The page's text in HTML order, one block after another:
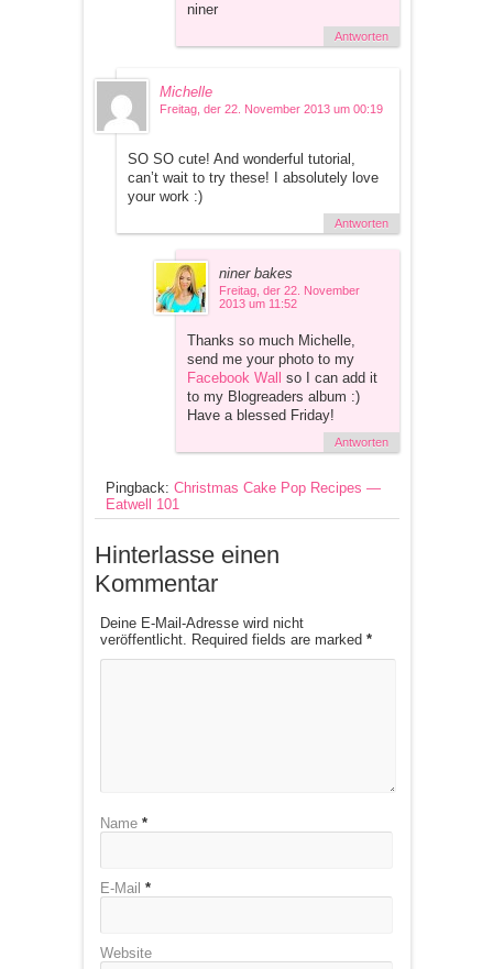
niner
Antworten
Michelle
Freitag, der 22. November 2013 um 00:19
SO SO cute! And wonderful tutorial,
can’t wait to try these! I absolutely love
your work :)
Antworten
niner bakes
Freitag, der 22. November
2013 um 11:52
Thanks so much Michelle,
send me your photo to my
Facebook Wall
so I can add it
to my Blogreaders album :)
Have a blessed Friday!
Antworten
Pingback: Christmas Cake Pop Recipes —
Eatwell 101
Hinterlasse einen
Kommentar
Deine E-Mail-Adresse wird nicht
veröffentlicht. Required fields are marked *
Name *
E-Mail *
Website